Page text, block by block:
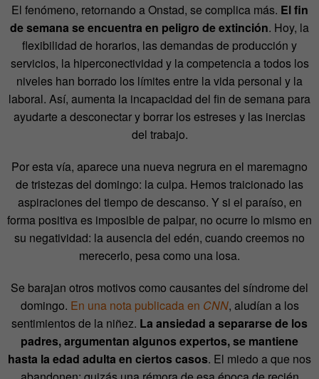
El fenómeno, retornando a Onstad, se complica más. El fin
de semana se encuentra en peligro de extinción. Hoy, la
flexibilidad de horarios, las demandas de producción y
servicios, la hiperconectividad y la competencia a todos los
niveles han borrado los límites entre la vida personal y la
laboral. Así, aumenta la incapacidad del fin de semana para
ayudarte a desconectar y borrar los estreses y las inercias
del trabajo.
Por esta vía, aparece una nueva negrura en el maremagno
de tristezas del domingo: la culpa. Hemos traicionado las
aspiraciones del tiempo de descanso. Y si el paraíso, en
forma positiva es imposible de palpar, no ocurre lo mismo en
su negatividad: la ausencia del edén, cuando creemos no
merecerlo, pesa como una losa.
Se barajan otros motivos como causantes del síndrome del
domingo. En una nota publicada en CNN, aludían a los
sentimientos de la niñez. La ansiedad a separarse de los
padres, argumentan algunos expertos, se mantiene
hasta la edad adulta en ciertos casos. El miedo a que nos